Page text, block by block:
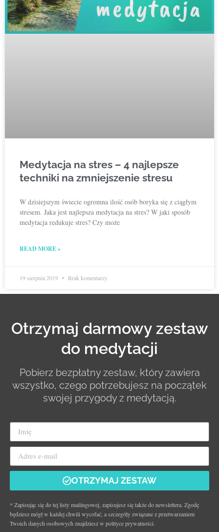
Medytacja na stres – 4 najlepsze
techniki na zmniejszenie stresu
W dzisiejszym świecie ogromna ilość osób boryka się z ciągłym
stresem. Jaka jest najlepsza medytacja na stres? W jaki sposób
medytacja redukuje stres? Czy może
READ MORE »
19 sierpnia 2019 Brak komentarzy
Otrzymaj darmowy zestaw
do medytacji
Pobierz bezpłatny zestaw, który zawiera
wszystko, czego potrzebujesz na początek
swojej przygody z medytacją.
OTRZYMAJ ZESTAW
* Zapisując się do tej listy mailingowej, zapisujesz się także do newslettera. Zgodę
będziesz mógł w każdej chwili wycofać, a szczegóły związane z przetwarzaniem
Twoich danych osobowych znajdziesz w polityce prywatności.